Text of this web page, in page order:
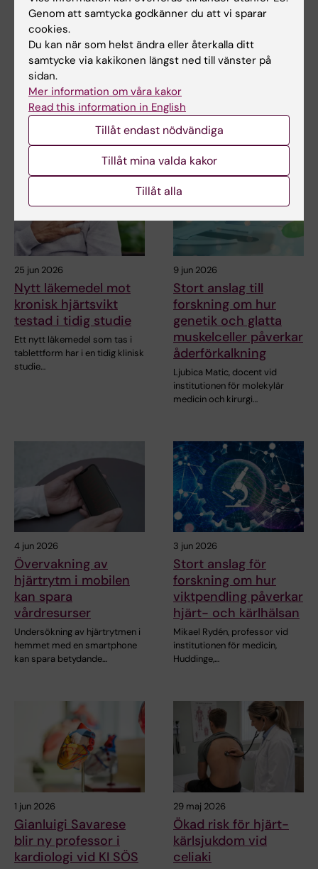
6 aug 2026
Ny metod skiljer
mellan friska och
sjuka immunceller i
blodprov
Forskare vid Karolinska
Institutet och SciLifeLab har
31 jul 2026
mutationer kopplas
till kärlskador vid
Vid den sällsynta sjukdomen
progeria bryts blodkärlen ner i
25 jun 2026
Nytt läkemedel mot
kronisk hjärtsvikt
testad i tidig studie
Ett nytt läkemedel som tas i
tablettform har i en tidig klinisk
studie…
9 jun 2026
Stort anslag till
forskning om hur
genetik och glatta
muskelceller påverkar
åderförkalkning
Ljubica Matic, docent vid
institutionen för molekylär
medicin och kirurgi…
4 jun 2026
Övervakning av
hjärtrytm i mobilen
kan spara
vårdresurser
Undersökning av hjärtrytmen i
hemmet med en smartphone
kan spara betydande…
3 jun 2026
Stort anslag för
forskning om hur
viktpendling påverkar
hjärt- och kärlhälsan
Mikael Rydén, professor vid
institutionen för medicin,
Huddinge,…
1 jun 2026
Gianluigi Savarese
blir ny professor i
kardiologi vid KI SÖS
29 maj 2026
Ökad risk för hjärt-
kärlsjukdom vid
celiaki
Genom att samtycka godkänner du att vi sparar
cookies.
Du kan när som helst ändra eller återkalla ditt
samtycke via kakikonen längst ned till vänster på
sidan.
Mer information om våra kakor
Read this information in English
Tillåt endast nödvändiga
Tillåt mina valda kakor
Tillåt alla